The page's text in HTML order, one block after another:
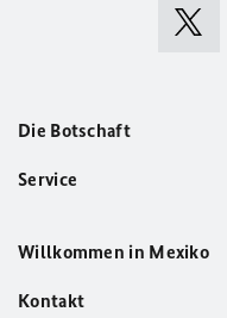
Die Botschaft
Service
Willkommen in Mexiko
Kontakt